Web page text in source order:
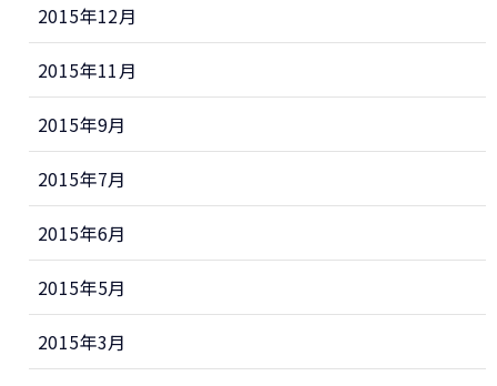
2015年12月
2015年11月
2015年9月
2015年7月
2015年6月
2015年5月
2015年3月